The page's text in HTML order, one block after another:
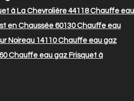
à La Chevrolière 44118Chauffe eau
en Chaussée 60130Chauffe eau
Noireau 14110Chauffe eau gaz
Chauffe eau gaz Frisquet à